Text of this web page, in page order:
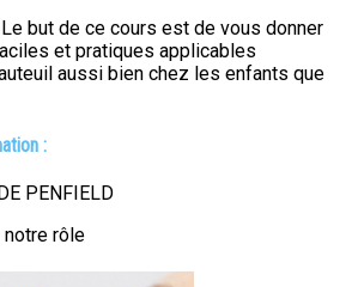
Le but de ce cours est de vous donner
et pratiques applicables
aussi bien chez les enfants que
:
PENFIELD
notre rôle